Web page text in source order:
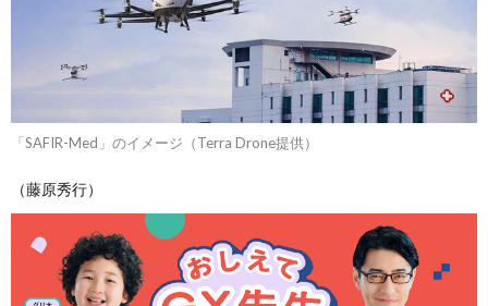
「SAFIR-Med」のイメージ（Terra Drone提供）
（藤原秀行）